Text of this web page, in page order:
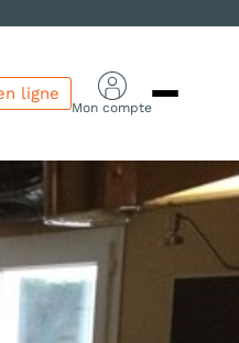
ligne
Mon compte